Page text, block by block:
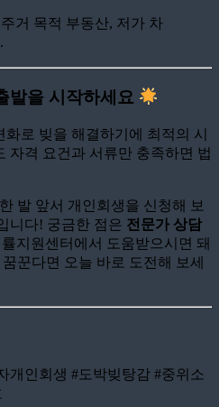
거 목적 부동산, 저가 차
발을 시작하세요
로 빚을 해결하기에 최적의 시
자격 요건과 서류만 충족하면 법
발 앞서 개인회생을 신청해 보
니다! 궁금한 점은 전문가 상담
지원센터에서 도움받으시면 돼
꾼다면 오늘 바로 도전해 보세
개인회생 #도박빚탕감 #중위소